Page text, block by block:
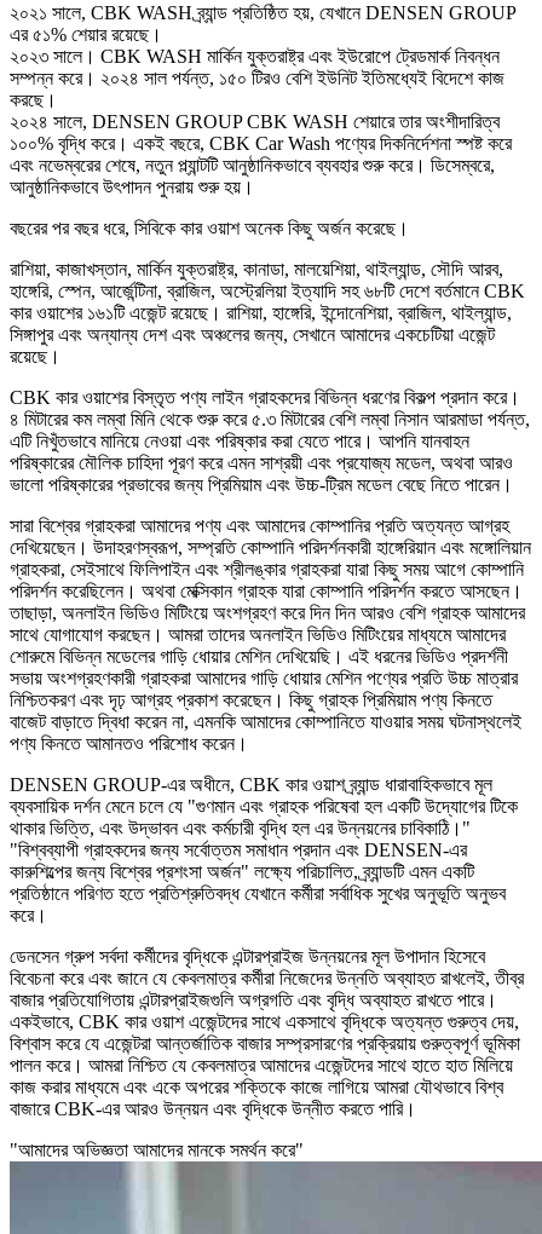
২০২১ সালে, CBK WASH ব্র্যান্ড প্রতিষ্ঠিত হয়, যেখানে DENSEN GROUP
এর ৫১% শেয়ার রয়েছে।
২০২৩ সালে। CBK WASH মার্কিন যুক্তরাষ্ট্র এবং ইউরোপে ট্রেডমার্ক নিবন্ধন
সম্পন্ন করে। ২০২৪ সাল পর্যন্ত, ১৫০ টিরও বেশি ইউনিট ইতিমধ্যেই বিদেশে কাজ
করছে।
২০২৪ সালে, DENSEN GROUP CBK WASH শেয়ারে তার অংশীদারিত্ব
১০০% বৃদ্ধি করে। একই বছরে, CBK Car Wash পণ্যের দিকনির্দেশনা স্পষ্ট করে
এবং নভেম্বরের শেষে, নতুন প্ল্যান্টটি আনুষ্ঠানিকভাবে ব্যবহার শুরু করে। ডিসেম্বরে,
আনুষ্ঠানিকভাবে উৎপাদন পুনরায় শুরু হয়।
বছরের পর বছর ধরে, সিবিকে কার ওয়াশ অনেক কিছু অর্জন করেছে।
রাশিয়া, কাজাখস্তান, মার্কিন যুক্তরাষ্ট্র, কানাডা, মালয়েশিয়া, থাইল্যান্ড, সৌদি আরব,
হাঙ্গেরি, স্পেন, আর্জেন্টিনা, ব্রাজিল, অস্ট্রেলিয়া ইত্যাদি সহ ৬৮টি দেশে বর্তমানে CBK
কার ওয়াশের ১৬১টি এজেন্ট রয়েছে। রাশিয়া, হাঙ্গেরি, ইন্দোনেশিয়া, ব্রাজিল, থাইল্যান্ড,
সিঙ্গাপুর এবং অন্যান্য দেশ এবং অঞ্চলের জন্য, সেখানে আমাদের একচেটিয়া এজেন্ট
রয়েছে।
CBK কার ওয়াশের বিস্তৃত পণ্য লাইন গ্রাহকদের বিভিন্ন ধরণের বিকল্প প্রদান করে।
৪ মিটারের কম লম্বা মিনি থেকে শুরু করে ৫.৩ মিটারের বেশি লম্বা নিসান আরমাডা পর্যন্ত,
এটি নিখুঁতভাবে মানিয়ে নেওয়া এবং পরিষ্কার করা যেতে পারে। আপনি যানবাহন
পরিষ্কারের মৌলিক চাহিদা পূরণ করে এমন সাশ্রয়ী এবং প্রযোজ্য মডেল, অথবা আরও
ভালো পরিষ্কারের প্রভাবের জন্য প্রিমিয়াম এবং উচ্চ-ট্রিম মডেল বেছে নিতে পারেন।
সারা বিশ্বের গ্রাহকরা আমাদের পণ্য এবং আমাদের কোম্পানির প্রতি অত্যন্ত আগ্রহ
দেখিয়েছেন। উদাহরণস্বরূপ, সম্প্রতি কোম্পানি পরিদর্শনকারী হাঙ্গেরিয়ান এবং মঙ্গোলিয়ান
গ্রাহকরা, সেইসাথে ফিলিপাইন এবং শ্রীলঙ্কার গ্রাহকরা যারা কিছু সময় আগে কোম্পানি
পরিদর্শন করেছিলেন। অথবা মেক্সিকান গ্রাহক যারা কোম্পানি পরিদর্শন করতে আসছেন।
তাছাড়া, অনলাইন ভিডিও মিটিংয়ে অংশগ্রহণ করে দিন দিন আরও বেশি গ্রাহক আমাদের
সাথে যোগাযোগ করছেন। আমরা তাদের অনলাইন ভিডিও মিটিংয়ের মাধ্যমে আমাদের
শোরুমে বিভিন্ন মডেলের গাড়ি ধোয়ার মেশিন দেখিয়েছি। এই ধরনের ভিডিও প্রদর্শনী
সভায় অংশগ্রহণকারী গ্রাহকরা আমাদের গাড়ি ধোয়ার মেশিন পণ্যের প্রতি উচ্চ মাত্রার
নিশ্চিতকরণ এবং দৃঢ় আগ্রহ প্রকাশ করেছেন। কিছু গ্রাহক প্রিমিয়াম পণ্য কিনতে
বাজেট বাড়াতে দ্বিধা করেন না, এমনকি আমাদের কোম্পানিতে যাওয়ার সময় ঘটনাস্থলেই
পণ্য কিনতে আমানতও পরিশোধ করেন।
DENSEN GROUP-এর অধীনে, CBK কার ওয়াশ ব্র্যান্ড ধারাবাহিকভাবে মূল
ব্যবসায়িক দর্শন মেনে চলে যে "গুণমান এবং গ্রাহক পরিষেবা হল একটি উদ্যোগের টিকে
থাকার ভিত্তি, এবং উদ্ভাবন এবং কর্মচারী বৃদ্ধি হল এর উন্নয়নের চাবিকাঠি।"
"বিশ্বব্যাপী গ্রাহকদের জন্য সর্বোত্তম সমাধান প্রদান এবং DENSEN-এর
কারুশিল্পের জন্য বিশ্বের প্রশংসা অর্জন" লক্ষ্যে পরিচালিত, ব্র্যান্ডটি এমন একটি
প্রতিষ্ঠানে পরিণত হতে প্রতিশ্রুতিবদ্ধ যেখানে কর্মীরা সর্বাধিক সুখের অনুভূতি অনুভব
করে।
ডেনসেন গ্রুপ সর্বদা কর্মীদের বৃদ্ধিকে এন্টারপ্রাইজ উন্নয়নের মূল উপাদান হিসেবে
বিবেচনা করে এবং জানে যে কেবলমাত্র কর্মীরা নিজেদের উন্নতি অব্যাহত রাখলেই, তীব্র
বাজার প্রতিযোগিতায় এন্টারপ্রাইজগুলি অগ্রগতি এবং বৃদ্ধি অব্যাহত রাখতে পারে।
একইভাবে, CBK কার ওয়াশ এজেন্টদের সাথে একসাথে বৃদ্ধিকে অত্যন্ত গুরুত্ব দেয়,
বিশ্বাস করে যে এজেন্টরা আন্তর্জাতিক বাজার সম্প্রসারণের প্রক্রিয়ায় গুরুত্বপূর্ণ ভূমিকা
পালন করে। আমরা নিশ্চিত যে কেবলমাত্র আমাদের এজেন্টদের সাথে হাতে হাত মিলিয়ে
কাজ করার মাধ্যমে এবং একে অপরের শক্তিকে কাজে লাগিয়ে আমরা যৌথভাবে বিশ্ব
বাজারে CBK-এর আরও উন্নয়ন এবং বৃদ্ধিকে উন্নীত করতে পারি।
"আমাদের অভিজ্ঞতা আমাদের মানকে সমর্থন করে"